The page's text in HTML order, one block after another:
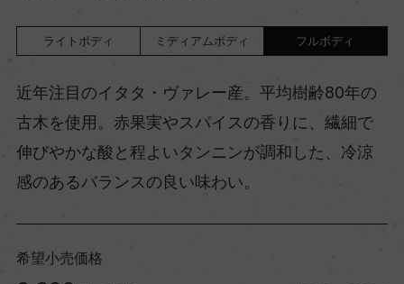
ライトボディ ミディアムボディ フルボディ
近年注目のイタタ・ヴァレー産。平均樹齢80年の
古木を使用。赤果実やスパイスの香りに、繊細で
伸びやかな酸と程よいタンニンが調和した、冷涼
感のあるバランスの良い味わい。
希望小売価格